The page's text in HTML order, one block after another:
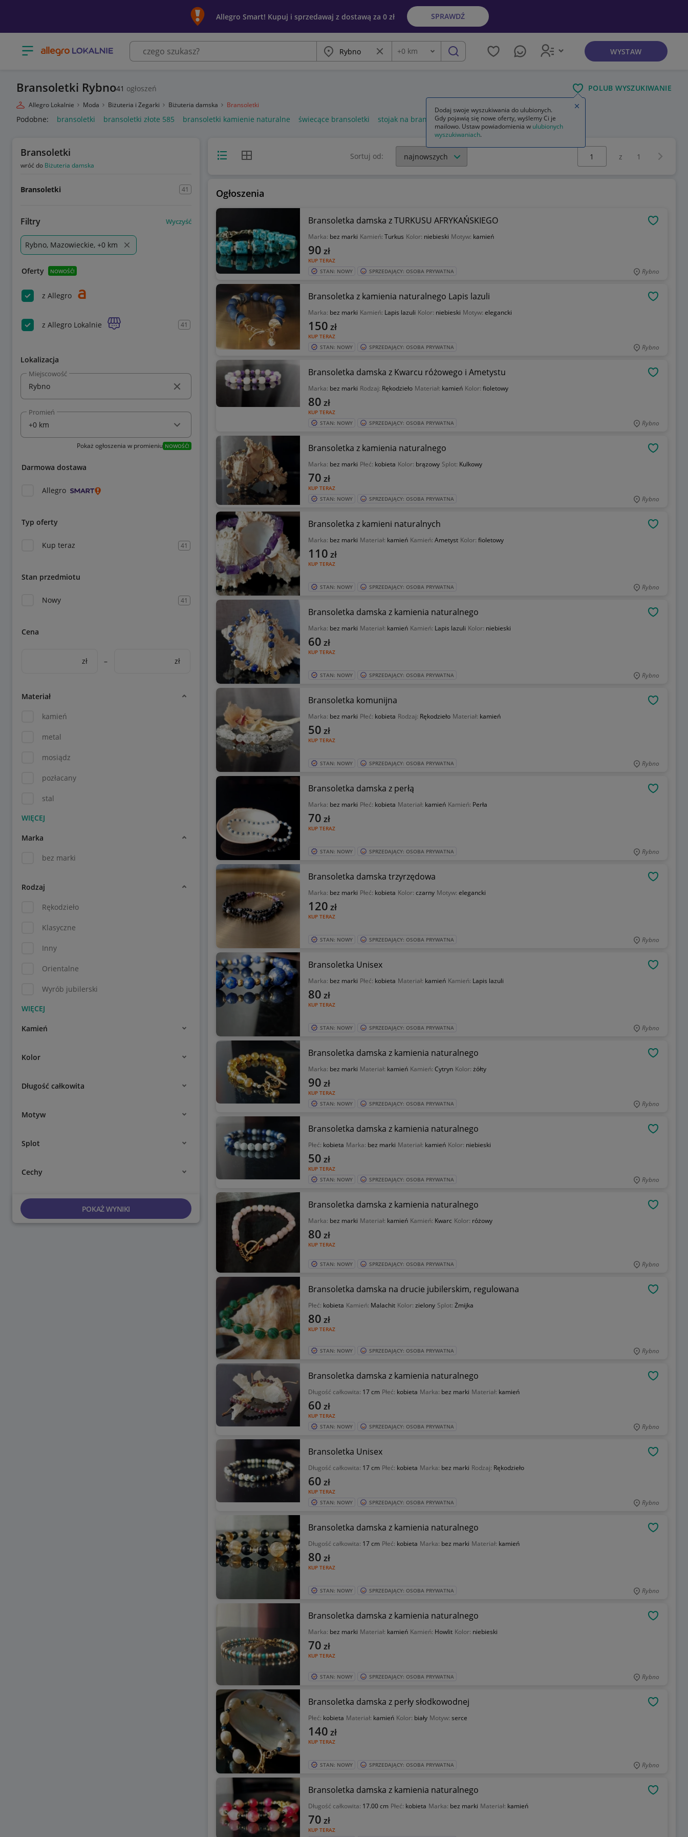
Allegro Smart! Kupuj i sprzedawaj z dostawą za 0 zł SPRAWDŹ
Otwórz menu z kategoriami Miasto Wyczyść frazę
Odległość
+0 km szukaj WYSTAW
Bransoletki Rybno41 ogłoszeń POLUB WYSZUKIWANIE
Allegro Lokalnie Moda Biżuteria i Zegarki Biżuteria damska Bransoletki
Podobne: bransoletki bransoletki złote 585 bransoletki kamienie naturalne świecące bransoletki stojak na bransoletki
Bransoletki
wróć do Biżuteria damska
Bransoletki 41
Filtry Wyczyść
Rybno, Mazowieckie, +0 km
Oferty NOWOŚĆ!
z Allegro
z Allegro Lokalnie 41
Lokalizacja
Miejscowość
Promień
Pokaż ogłoszenia w promieniu NOWOŚĆ!
Darmowa dostawa
Allegro
Typ oferty
Kup teraz 41
Stan przedmiotu
Nowy 41
Cena
zł – zł
Materiał
kamień
metal
mosiądz
pozłacany
stal
Marka
bez marki
Rodzaj
Rękodzieło
Klasyczne
Inny
Orientalne
Wyrób jubilerski
Kamień
Kolor
Długość całkowita
Motyw
Splot
Cechy
POKAŻ WYNIKI
Widok listyWidok siatki Sortuj od:
Wybierz stronę:
z 1
Ogłoszenia
Bransoletka damska z TURKUSU AFRYKAŃSKIEGO
Marka: bez marki Kamień: Turkus Kolor: niebieski Motyw: kamień
KUP TERAZ
90 zł
STAN: NOWY SPRZEDAJĄCY: OSOBA PRYWATNA Rybno
Bransoletka z kamienia naturalnego Lapis lazuli
Marka: bez marki Kamień: Lapis lazuli Kolor: niebieski Motyw: elegancki
KUP TERAZ
150 zł
STAN: NOWY SPRZEDAJĄCY: OSOBA PRYWATNA Rybno
Bransoletka damska z Kwarcu różowego i Ametystu
Marka: bez marki Rodzaj: Rękodzieło Materiał: kamień Kolor: fioletowy
KUP TERAZ
80 zł
STAN: NOWY SPRZEDAJĄCY: OSOBA PRYWATNA Rybno
Bransoletka z kamienia naturalnego
Marka: bez marki Płeć: kobieta Kolor: brązowy Splot: Kulkowy
KUP TERAZ
70 zł
STAN: NOWY SPRZEDAJĄCY: OSOBA PRYWATNA Rybno
Bransoletka z kamieni naturalnych
Marka: bez marki Materiał: kamień Kamień: Ametyst Kolor: fioletowy
KUP TERAZ
110 zł
STAN: NOWY SPRZEDAJĄCY: OSOBA PRYWATNA Rybno
Bransoletka damska z kamienia naturalnego
Marka: bez marki Materiał: kamień Kamień: Lapis lazuli Kolor: niebieski
KUP TERAZ
60 zł
STAN: NOWY SPRZEDAJĄCY: OSOBA PRYWATNA Rybno
Bransoletka komunijna
Marka: bez marki Płeć: kobieta Rodzaj: Rękodzieło Materiał: kamień
KUP TERAZ
50 zł
STAN: NOWY SPRZEDAJĄCY: OSOBA PRYWATNA Rybno
Bransoletka damska z perłą
Marka: bez marki Płeć: kobieta Materiał: kamień Kamień: Perła
KUP TERAZ
70 zł
STAN: NOWY SPRZEDAJĄCY: OSOBA PRYWATNA Rybno
Bransoletka damska trzyrzędowa
Marka: bez marki Płeć: kobieta Kolor: czarny Motyw: elegancki
KUP TERAZ
120 zł
STAN: NOWY SPRZEDAJĄCY: OSOBA PRYWATNA Rybno
Bransoletka Unisex
Marka: bez marki Płeć: kobieta Materiał: kamień Kamień: Lapis lazuli
KUP TERAZ
80 zł
STAN: NOWY SPRZEDAJĄCY: OSOBA PRYWATNA Rybno
Bransoletka damska z kamienia naturalnego
Marka: bez marki Materiał: kamień Kamień: Cytryn Kolor: żółty
KUP TERAZ
90 zł
STAN: NOWY SPRZEDAJĄCY: OSOBA PRYWATNA Rybno
Bransoletka damska z kamienia naturalnego
Płeć: kobieta Marka: bez marki Materiał: kamień Kolor: niebieski
KUP TERAZ
50 zł
STAN: NOWY SPRZEDAJĄCY: OSOBA PRYWATNA Rybno
Bransoletka damska z kamienia naturalnego
Marka: bez marki Materiał: kamień Kamień: Kwarc Kolor: różowy
KUP TERAZ
80 zł
STAN: NOWY SPRZEDAJĄCY: OSOBA PRYWATNA Rybno
Bransoletka damska na drucie jubilerskim, regulowana
Płeć: kobieta Kamień: Malachit Kolor: zielony Splot: Żmijka
KUP TERAZ
80 zł
STAN: NOWY SPRZEDAJĄCY: OSOBA PRYWATNA Rybno
Bransoletka damska z kamienia naturalnego
Długość całkowita: 17 cm Płeć: kobieta Marka: bez marki Materiał: kamień
KUP TERAZ
60 zł
STAN: NOWY SPRZEDAJĄCY: OSOBA PRYWATNA Rybno
Bransoletka Unisex
Długość całkowita: 17 cm Płeć: kobieta Marka: bez marki Rodzaj: Rękodzieło
KUP TERAZ
60 zł
STAN: NOWY SPRZEDAJĄCY: OSOBA PRYWATNA Rybno
Bransoletka damska z kamienia naturalnego
Długość całkowita: 17 cm Płeć: kobieta Marka: bez marki Materiał: kamień
KUP TERAZ
80 zł
STAN: NOWY SPRZEDAJĄCY: OSOBA PRYWATNA Rybno
Bransoletka damska z kamienia naturalnego
Marka: bez marki Materiał: kamień Kamień: Howlit Kolor: niebieski
KUP TERAZ
70 zł
STAN: NOWY SPRZEDAJĄCY: OSOBA PRYWATNA Rybno
Bransoletka damska z perły słodkowodnej
Płeć: kobieta Materiał: kamień Kolor: biały Motyw: serce
KUP TERAZ
140 zł
STAN: NOWY SPRZEDAJĄCY: OSOBA PRYWATNA Rybno
Bransoletka damska z kamienia naturalnego
Długość całkowita: 17.00 cm Płeć: kobieta Marka: bez marki Materiał: kamień
KUP TERAZ
70 zł
Dodaj swoje wyszukiwania do ulubionych.
Gdy pojawią się nowe oferty, wyślemy Ci je
mailowo. Ustaw powiadomienia w ulubionych
wyszukiwaniach.
Zamknij wskazówkę